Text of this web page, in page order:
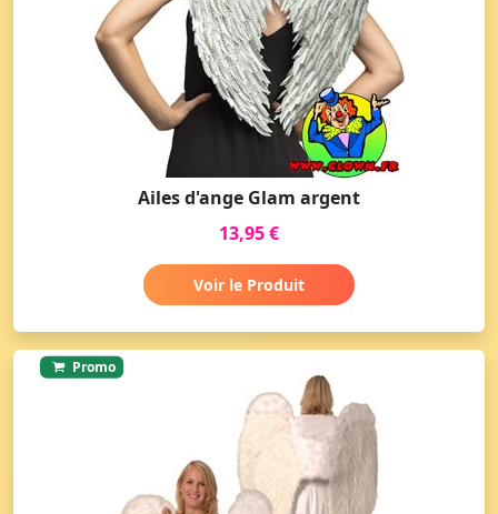
Ailes d'ange Glam argent
13,95 €
Voir le Produit
Promo